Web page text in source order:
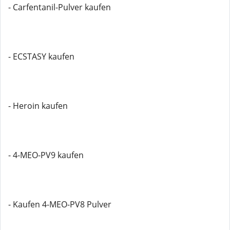
- Carfentanil-Pulver kaufen
- ECSTASY kaufen
- Heroin kaufen
- 4-MEO-PV9 kaufen
- Kaufen 4-MEO-PV8 Pulver